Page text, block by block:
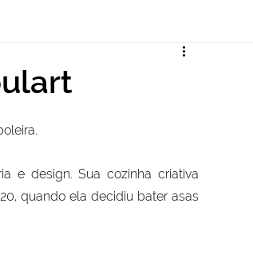
e design. Sua cozinha criativa
quando ela decidiu bater asas